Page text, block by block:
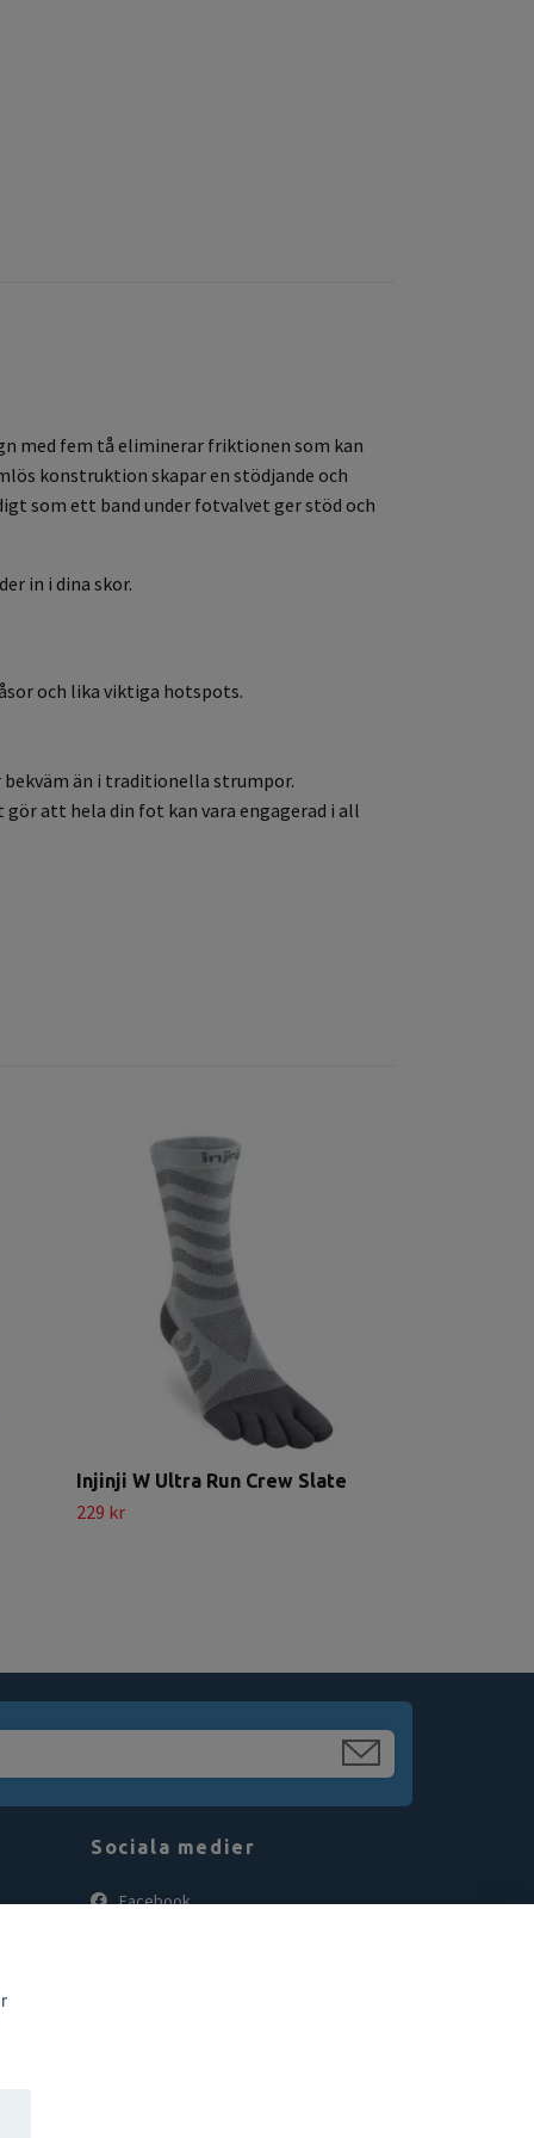
med fem tå eliminerar friktionen som kan
konstruktion skapar en stödjande och
som ett band under fotvalvet ger stöd och
in i dina skor.
och lika viktiga hotspots.
än i traditionella strumpor.
att hela din fot kan vara engagerad i all
Injinji W Ultra Run Crew Slate
229 kr
Sociala medier
Facebook